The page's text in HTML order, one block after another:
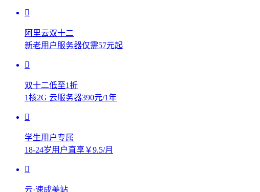
阿里云双十二
新老用户服务器仅需57元起
双十二低至1折
1核2G 云服务器390元/1年
学生用户专属
18-24岁用户直享￥9.5/月
云·速成美站